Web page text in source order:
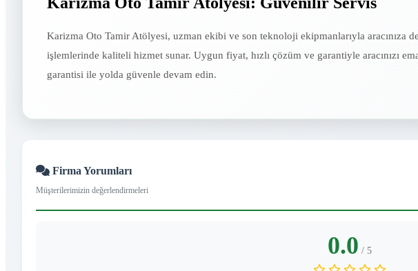
Karizma Oto Tamir Atölyesi, uzman ekibi ve son teknoloji ekipmanlarıyla aracınıza
işlemlerinde kaliteli hizmet sunar. Uygun fiyat, hızlı çözüm ve garantiyle aracınızı
garantisi ile yolda güvenle devam edin.
Firma Yorumları
Müşterilerimizin değerlendirmeleri
0.0 / 5